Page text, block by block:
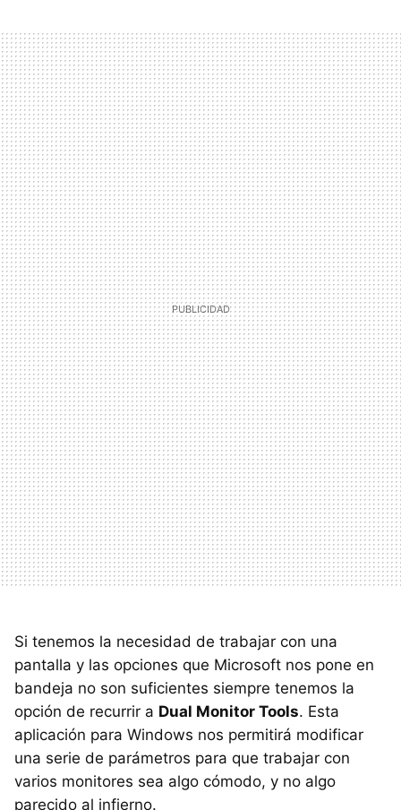
Si tenemos la necesidad de trabajar con una
pantalla y las opciones que Microsoft nos pone en
bandeja no son suficientes siempre tenemos la
opción de recurrir a Dual Monitor Tools. Esta
aplicación para Windows nos permitirá modificar
una serie de parámetros para que trabajar con
varios monitores sea algo cómodo, y no algo
parecido al infierno.